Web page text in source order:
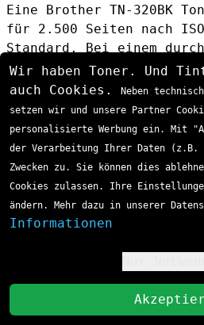
Eine Brother TN-320BK
für 2.500 Seiten nach
Standard. Bei einem
Büro-Druckvolumen von
Monat entspricht dies
von 8-12 Monaten.
Kann ich den TN-320BK
Farblaserdruckern
Der TN-320BK ist
HL-4100/4500-Serie, DCP-
9000-Serie konzipiert.
Kompatibilitätsliste
Was ist der Unterschied
Der TN-320BK bietet
Wir haben Toner. Und
auch Cookies.
Neben
setzen wir und unsere Partner
personalisierte Werbung ein. Mit
der Verarbeitung Ihrer Daten (z.B.
Zwecken zu. Sie können dies
Cookies zulassen. Ihre
ändern. Mehr dazu in unserer
Informationen